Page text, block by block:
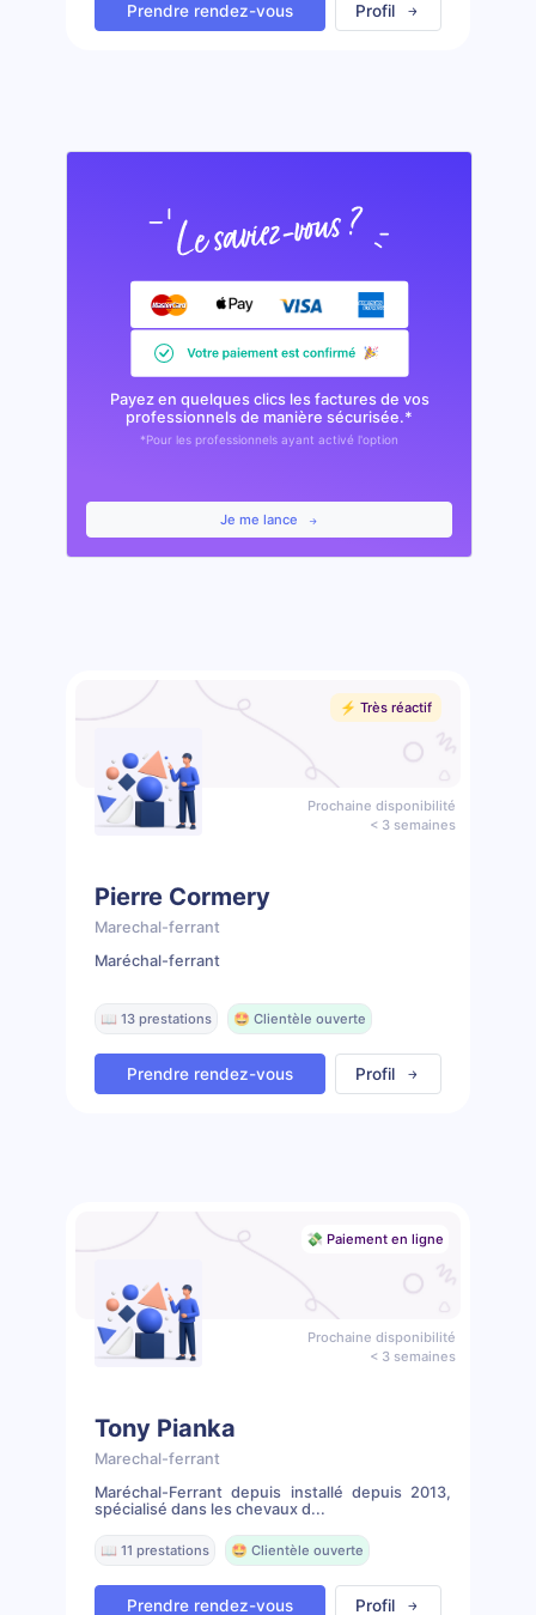
Prendre rendez-vous Profil
Payez en quelques clics les factures de vos
professionnels de manière sécurisée.*
*Pour les professionnels ayant activé l'option
Je me lance
⚡️ Très réactif
Prochaine disponibilité
< 3 semaines
Pierre Cormery
Marechal-ferrant
Maréchal-ferrant
📖 13 prestations 🤩 Clientèle ouverte
Prendre rendez-vous Profil
💸 Paiement en ligne
Prochaine disponibilité
< 3 semaines
Tony Pianka
Marechal-ferrant
Maréchal-Ferrant depuis installé depuis 2013,
spécialisé dans les chevaux d...
📖 11 prestations 🤩 Clientèle ouverte
Prendre rendez-vous Profil